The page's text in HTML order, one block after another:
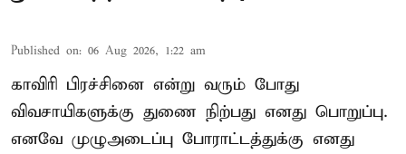
Published on: 06 Aug 2026, 1:22 am
காவிரி பிரச்சினை என்று வரும் போது
விவசாயிகளுக்கு துணை நிற்பது எனது பொறுப்பு.
எனவே முழுஅடைப்பு போராட்டத்துக்கு எனது